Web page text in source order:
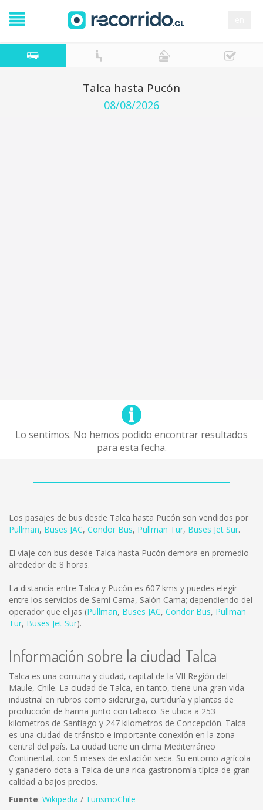
Talca hasta Pucón
08/08/2026
Lo sentimos. No hemos podido encontrar resultados
para esta fecha.
Los pasajes de bus desde Talca hasta Pucón son vendidos por
Pullman, Buses JAC, Condor Bus, Pullman Tur, Buses Jet Sur.
El viaje con bus desde Talca hasta Pucón demora en promedio
alrededor de 8 horas.
La distancia entre Talca y Pucón es 607 kms y puedes elegir
entre los servicios de Semi Cama, Salón Cama; dependiendo del
operador que elijas (Pullman, Buses JAC, Condor Bus, Pullman
Tur, Buses Jet Sur).
Información sobre la ciudad Talca
Talca es una comuna y ciudad, capital de la VII Región del
Maule, Chile. La ciudad de Talca, en tanto, tiene una gran vida
industrial en rubros como siderurgia, curtiduría y plantas de
producción de harina junto con tabaco. Se ubica a 253
kilometros de Santiago y 247 kilometros de Concepción. Talca
es una ciudad de tránsito e importante conexión en la zona
central del país. La ciudad tiene un clima Mediterráneo
Continental, con 5 meses de estación seca. Su entorno agrícola
y ganadero dota a Talca de una rica gastronomía típica de gran
calidad a bajos precios.
Fuente: Wikipedia / TurismoChile